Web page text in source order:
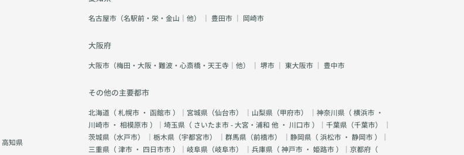
高知県
名古屋市（名駅前・栄・金山｜他） ｜ 豊田市 ｜ 岡崎市
大阪府
大阪市（梅田・大阪・難波・心斎橋・天王寺｜他） ｜ 堺市 ｜ 東大阪市 ｜ 豊中市
その他の主要都市
北海道（札幌市 ・ 函館市）｜宮城県（仙台市） ｜山梨県（甲府市） ｜神奈川県（横浜市 ・
川崎市 ・ 相模原市）｜埼玉県（ さいたま市 - 大宮・浦和 他 ・ 川口市）｜千葉県（千葉市） ｜
茨城県（水戸市） ｜栃木県（宇都宮市） ｜群馬県（前橋市） ｜静岡県（浜松市 ・ 静岡市）｜
三重県（津市 ・ 四日市市）｜岐阜県（岐阜市） ｜兵庫県（神戸市 ・ 姫路市）｜京都府（